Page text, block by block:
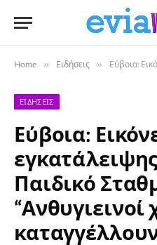
Home » Ειδήσεις » Εύβοια: Εικόνες
ΕΙΔΉΣΕΙΣ
Εύβοια:
Παιδικό
“Ανθυγιεινοί